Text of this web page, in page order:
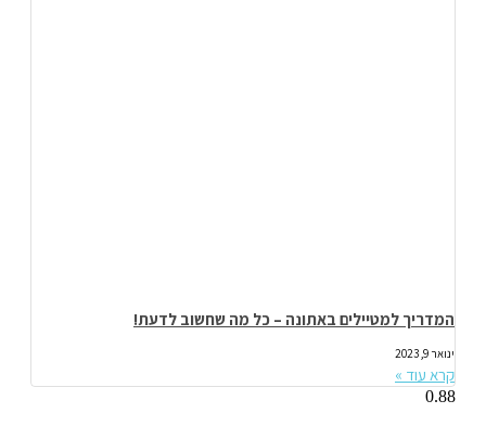
המדריך למטיילים באתונה – כל מה שחשוב לדעת!
ינואר 9, 2023
קרא עוד »